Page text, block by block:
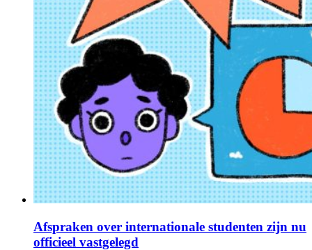
Afspraken over internationale studenten zijn nu
officieel vastgelegd